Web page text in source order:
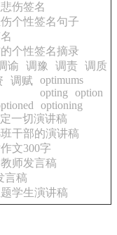
伤签名
个性签名句子
个性签名摘录
谕 调豫 调责 调质
调赋 optimums
opting
option
optioning
一切演讲稿
干部的演讲稿
文300字
教师发言稿
言稿
学生演讲稿